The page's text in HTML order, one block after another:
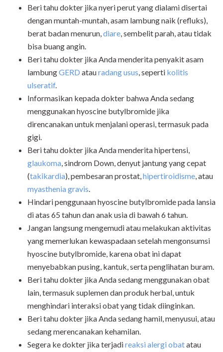
Beri tahu dokter jika nyeri perut yang dialami disertai
dengan muntah-muntah, asam lambung naik (refluks),
berat badan menurun,diare, sembelit parah, atau tidak
bisa buang angin.
Beri tahu dokter jika Anda menderita penyakit asam
lambungGERD atauradang usus, seperti kolitis
ulseratif.
Informasikan kepada dokter bahwa Anda sedang
menggunakan hyoscine butylbromide jika
direncanakan untuk menjalani operasi, termasuk pada
gigi.
Beri tahu dokter jika Anda menderita hipertensi,
glaukoma, sindrom Down, denyut jantung yang cepat
(takikardia), pembesaran prostat,hipertiroidisme, atau
myasthenia gravis.
Hindari penggunaan hyoscine butylbromide pada lansia
di atas 65 tahun dan anak usia di bawah 6 tahun.
Jangan langsung mengemudi atau melakukan aktivitas
yang memerlukan kewaspadaan setelah mengonsumsi
hyoscine butylbromide, karena obat ini dapat
menyebabkan pusing, kantuk, serta penglihatan buram.
Beri tahu dokter jika Anda sedang menggunakan obat
lain, termasuk suplemen dan produk herbal, untuk
menghindari interaksi obat yang tidak diinginkan.
Beri tahu dokter jika Anda sedang hamil, menyusui, atau
sedang merencanakan kehamilan.
Segera ke dokter jika terjadireaksi alergi obatatau